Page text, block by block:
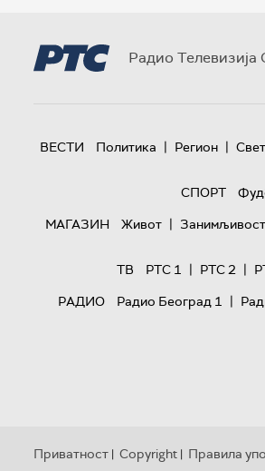
Радио Телевизија
ВЕСТИ Политика | Регион | Свет
СПОРТ
МАГАЗИН
Живот |
ТВ
РТС 1 | РТС 2 |
РАДИО
Радио Београд 1 |
Приватност | Copyright | Правила